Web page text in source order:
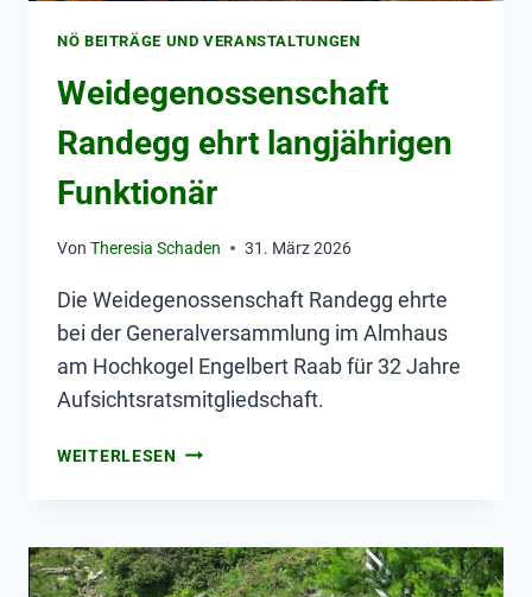
NÖ BEITRÄGE UND VERANSTALTUNGEN
Weidegenossenschaft
Randegg ehrt langjährigen
Funktionär
Von Theresia Schaden 31. März 2026
Die Weidegenossenschaft Randegg ehrte
bei der Generalversammlung im Almhaus
am Hochkogel Engelbert Raab für 32 Jahre
Aufsichtsratsmitgliedschaft.
WEITERLESEN